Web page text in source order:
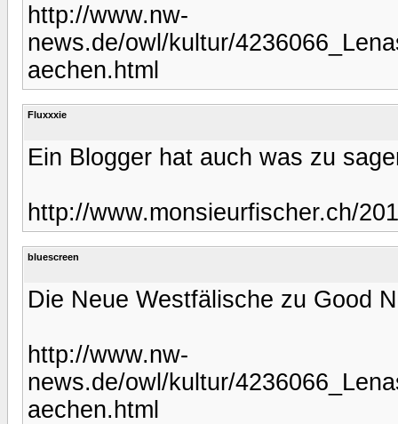
http://www.nw-
news.de/owl/kultur/
aechen.html
Fluxxxie
Ein Blogger hat auch was zu
http://www.monsieurfischer.ch/
bluescreen
Die Neue Westfälische zu Good
http://www.nw-
news.de/owl/kultur/
aechen.html